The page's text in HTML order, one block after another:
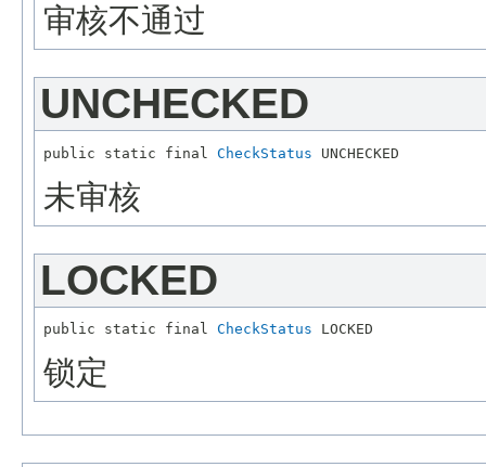
审核不通过
UNCHECKED
public static final CheckStatus
未审核
LOCKED
public static final CheckStatus
锁定